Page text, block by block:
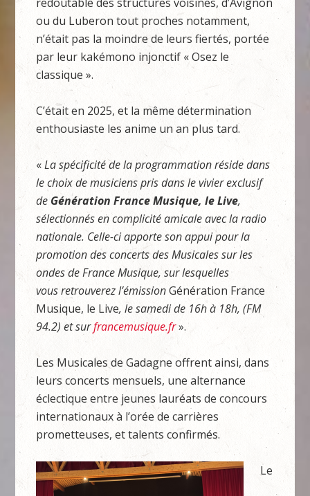
ou du Luberon tout proches notamment,
n’était pas la moindre de leurs fiertés, portée
par leur kakémono injonctif « Osez le
classique ».
C’était en 2025, et la même détermination
enthousiaste les anime un an plus tard.
«La spécificité de la programmation réside dans
le choix de musiciens pris dans le vivier exclusif
de Génération France Musique, le Live,
sélectionnés en complicité amicale avec la radio
nationale. Celle-ci apporte son appui pour la
promotion des concerts desMusicales sur les
ondes de France Musique, sur lesquelles
vous retrouverez l’émissionGénération France
Musique, le Live, le samedi de 16h à 18h, (FM
94.2) et surfrancemusique.fr».
Les Musicales de Gadagne offrent ainsi, dans
leurs concerts mensuels, une alternance
éclectique entre jeunes lauréats de concours
internationaux à l’orée de carrières
prometteuses, et talents confirmés.
Le